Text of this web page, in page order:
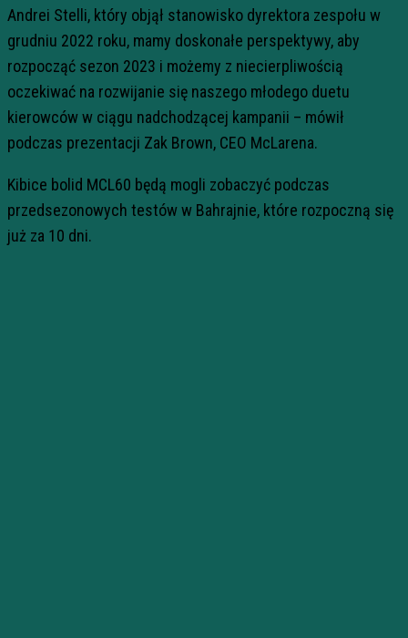
Andrei Stelli, który objął stanowisko dyrektora zespołu w
grudniu 2022 roku, mamy doskonałe perspektywy, aby
rozpocząć sezon 2023 i możemy z niecierpliwością
oczekiwać na rozwijanie się naszego młodego duetu
kierowców w ciągu nadchodzącej kampanii – mówił
podczas prezentacji Zak Brown, CEO McLarena.
Kibice bolid MCL60 będą mogli zobaczyć podczas
przedsezonowych testów w Bahrajnie, które rozpoczną się
już za 10 dni.